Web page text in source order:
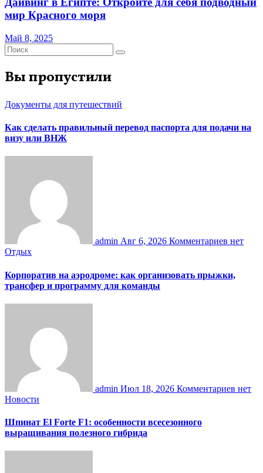
мир Красного моря
Май 8, 2025
Вы пропустили
Документы для путешествий
Как сделать правильный перевод паспорта для подачи на
визу или ВНЖ
admin Авг 6, 2026 Комментариев нет
Отдых
Корпоратив на аэродроме: как организовать прыжки,
трансфер и программу для команды
admin Июл 18, 2026 Комментариев нет
Новости
Шпинат El Forte F1: особенности всесезонного
выращивания полезного гибрида